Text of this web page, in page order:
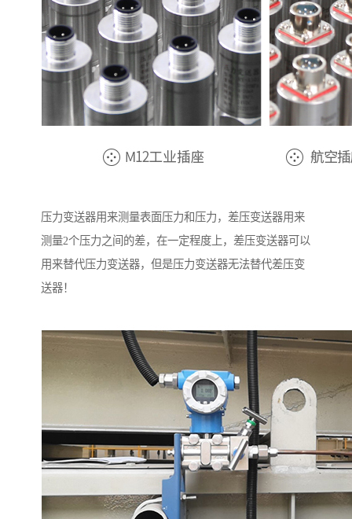
压力变送器用来测量表面压力和压力，差压变送器用来
测量2个压力之间的差，在一定程度上，差压变送器可以
用来替代压力变送器，但是压力变送器无法替代差压变
送器！